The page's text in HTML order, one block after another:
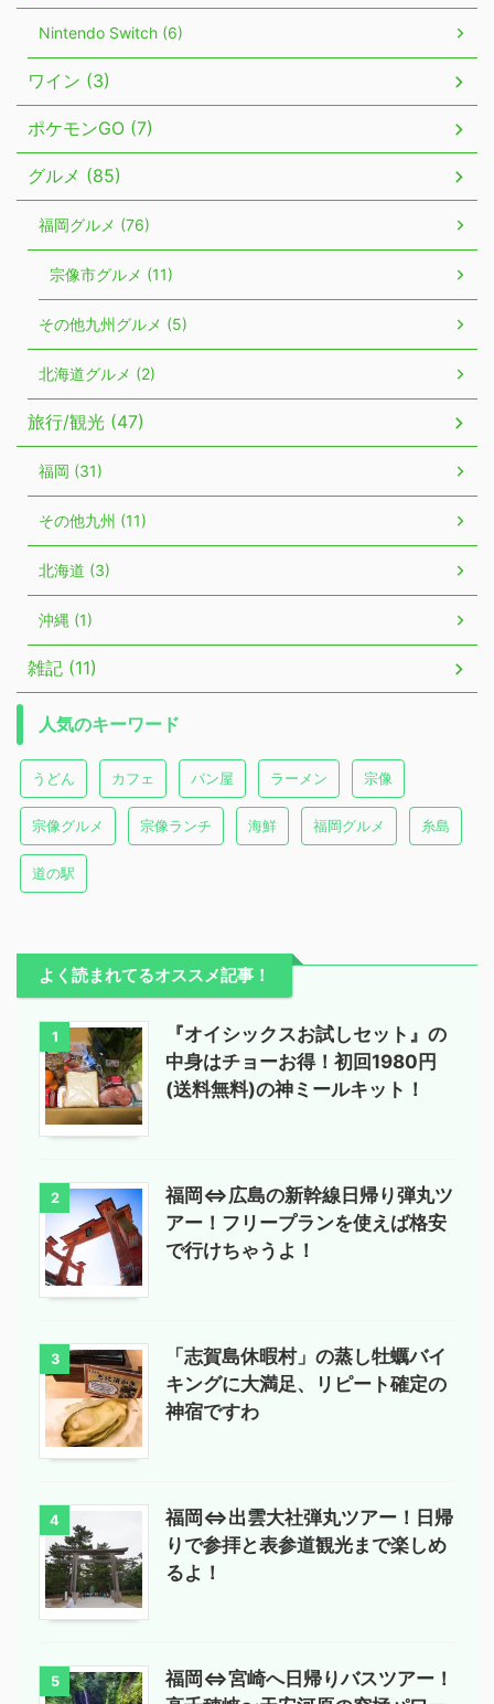
Nintendo Switch (6)
ワイン (3)
ポケモンGO (7)
グルメ (85)
福岡グルメ (76)
宗像市グルメ (11)
その他九州グルメ (5)
北海道グルメ (2)
旅行/観光 (47)
福岡 (31)
その他九州 (11)
北海道 (3)
沖縄 (1)
雑記 (11)
人気のキーワード
うどん カフェ パン屋 ラーメン 宗像
宗像グルメ 宗像ランチ 海鮮 福岡グルメ 糸島
道の駅
よく読まれてるオススメ記事！
1
『オイシックスお試しセット』の
中身はチョーお得！初回1980円
(送料無料)の神ミールキット！
2
福岡⇔広島の新幹線日帰り弾丸ツ
アー！フリープランを使えば格安
で行けちゃうよ！
3
「志賀島休暇村」の蒸し牡蠣バイ
キングに大満足、リピート確定の
神宿ですわ
4
福岡⇔出雲大社弾丸ツアー！日帰
りで参拝と表参道観光まで楽しめ
るよ！
5
福岡⇔宮崎へ日帰りバスツアー！